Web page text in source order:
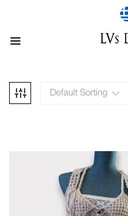
Default Sorting